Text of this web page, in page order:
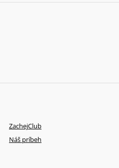
ZachejClub
Náš príbeh